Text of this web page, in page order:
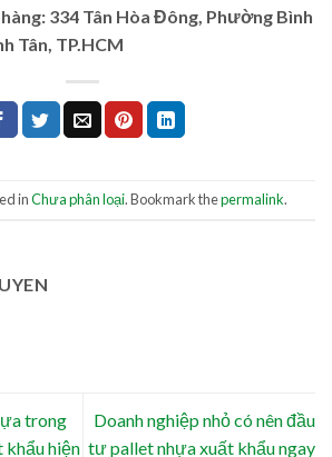
334 Tân Hòa Đông, Phường Bình
Tân, TP.HCM
inChưa phân loại. Bookmark thepermalink.
trong
khẩu hiện
Doanh nghiệp nhỏ có nên đầu
tư pallet nhựa xuất khẩu ngay